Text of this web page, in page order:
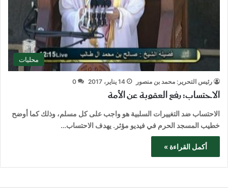
محليات
رئيس التحرير: محمد بن منصور 14 يناير، 2017 0
الاحتساب: رفع العقوبة عن الأمة
الاحتساب ضد التغييرات السلبية هو واجب على كل مسلم، وذلك كما أوضح
خطيب المسجد الحرم في فيديو مؤثر. يهدف الاحتساب…
أكمل القراءة »